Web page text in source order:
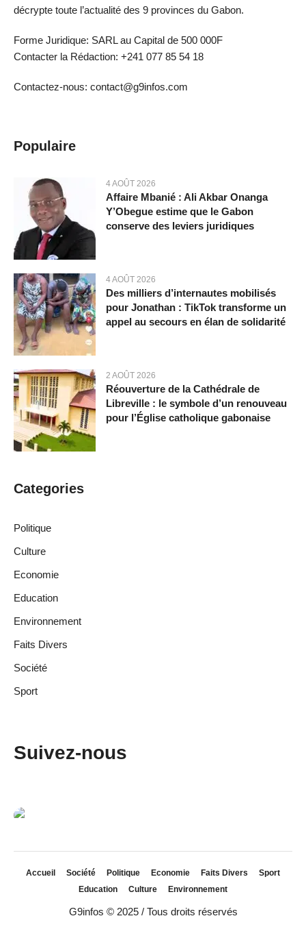
décrypte toute l’actualité des 9 provinces du Gabon.
Forme Juridique: SARL au Capital de 500 000F
Contacter la Rédaction: +241 077 85 54 18
Contactez-nous: contact@g9infos.com
Populaire
4 AOÛT 2026
Affaire Mbanié : Ali Akbar Onanga
Y’Obegue estime que le Gabon
conserve des leviers juridiques
4 AOÛT 2026
Des milliers d’internautes mobilisés
pour Jonathan : TikTok transforme un
appel au secours en élan de solidarité
2 AOÛT 2026
Réouverture de la Cathédrale de
Libreville : le symbole d’un renouveau
pour l’Église catholique gabonaise
Categories
Politique
Culture
Economie
Education
Environnement
Faits Divers
Société
Sport
Suivez-nous
Accueil Société Politique Economie Faits Divers
Sport
Education
Culture Environnement
G9infos © 2025 / Tous droits réservés